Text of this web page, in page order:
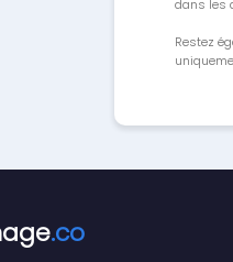
dans les
Restez
.co